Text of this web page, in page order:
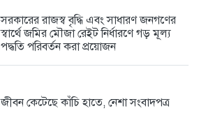
স্কপ কেন্দ্রীয় নেতৃবৃন্দের সঙ্গে কক্সবাজার...
সরকারের রাজস্ব বৃদ্ধি এবং সাধারণ জনগণের
স্বার্থে জমির মৌজা রেইট নির্ধারণে গড় মূল্য
পদ্ধতি পরিবর্তন করা প্রয়োজন
জীবন কেটেছে কাঁচি হাতে, নেশা সংবাদপত্র